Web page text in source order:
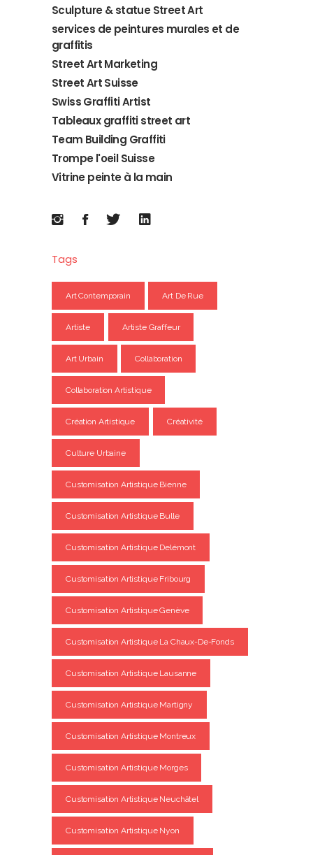
Sculpture & statue Street Art
services de peintures murales et de
graffitis
Street Art Marketing
Street Art Suisse
Swiss Graffiti Artist
Tableaux graffiti street art
Team Building Graffiti
Trompe l'oeil Suisse
Vitrine peinte à la main
Tags
Art Contemporain Art De Rue
Artiste Artiste Graffeur
Art Urbain Collaboration
Collaboration Artistique
Création Artistique Créativité
Culture Urbaine
Customisation Artistique Bienne
Customisation Artistique Bulle
Customisation Artistique Delémont
Customisation Artistique Fribourg
Customisation Artistique Genève
Customisation Artistique La Chaux-De-Fonds
Customisation Artistique Lausanne
Customisation Artistique Martigny
Customisation Artistique Montreux
Customisation Artistique Morges
Customisation Artistique Neuchâtel
Customisation Artistique Nyon